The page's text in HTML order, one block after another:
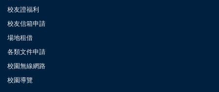
校友證福利
校友信箱申請
場地租借
各類文件申請
校園無線網路
校園導覽